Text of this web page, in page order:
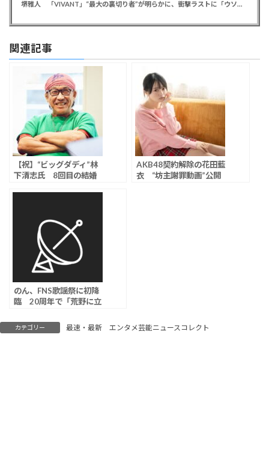
堺雅人 「VIVANT」“最大の裏切り者”が明らかに、衝撃ラストに「ウソでしょ」視聴者悲鳴
関連記事
【祝】“ビッグダディ”林
下清志氏 8回目の結婚
AKB48契約解除の花田藍
衣 “坊主謝罪動画”公開
のん、FNS歌謡祭に初降
臨 20周年で「荒野に立
カテゴリー 最速・最新 エンタメ芸能ニュースコレクト